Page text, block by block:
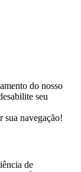
do nosso
seu
sua navegação!
de